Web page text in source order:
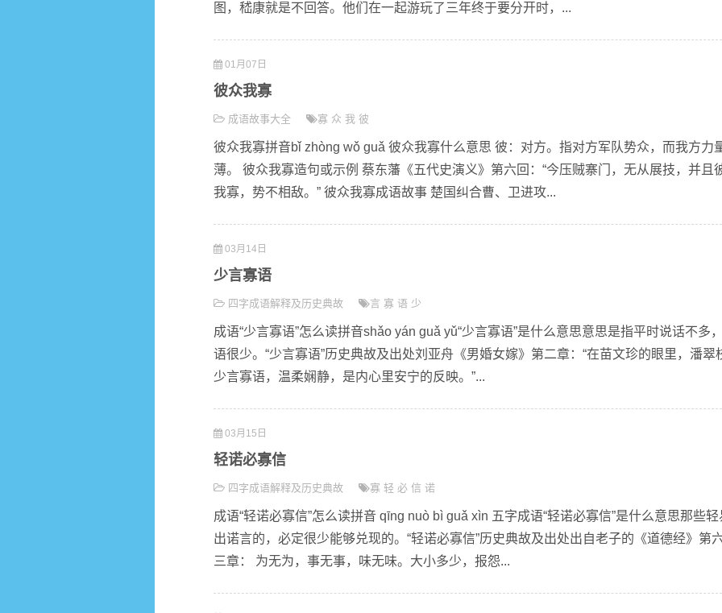
图，嵇康就是不回答。他们在一起游玩了三年终于要分开时，...
01月07日
彼众我寡
成语故事大全 寡 众 我 彼
彼众我寡拼音bǐ zhòng wǒ guǎ 彼众我寡什么意思 彼：对方。指对方军队势众，而我方力
薄。 彼众我寡造句或示例 蔡东藩《五代史演义》第六回：“今压贼寨门，无从展技，并且
我寡，势不相敌。” 彼众我寡成语故事 楚国纠合曹、卫进攻...
03月14日
少言寡语
四字成语解释及历史典故 言 寡 语 少
成语“少言寡语”怎么读拼音shǎo yán guǎ yǔ“少言寡语”是什么意思意思是指平时说话不多
语很少。“少言寡语”历史典故及出处刘亚舟《男婚女嫁》第二章：“在苗文珍的眼里，潘翠
少言寡语，温柔娴静，是内心里安宁的反映。”...
03月15日
轻诺必寡信
四字成语解释及历史典故 寡 轻 必 信 诺
成语“轻诺必寡信”怎么读拼音 qīng nuò bì guǎ xìn 五字成语“轻诺必寡信”是什么意思那些轻
出诺言的，必定很少能够兑现的。“轻诺必寡信”历史典故及出处出自老子的《道德经》第
三章： 为无为，事无事，味无味。大小多少，报怨...